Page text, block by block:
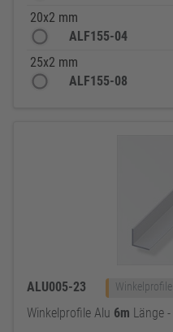
20x2 mm
ALF155-04
25x2 mm
ALF155-08
ALU005-23 Winkelprofile
Winkelprofile Alu 6m Länge -